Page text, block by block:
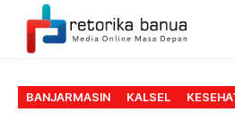
BANJARMASIN KALSEL